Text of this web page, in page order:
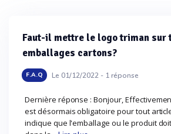
Faut-il mettre le logo triman sur
emballages cartons?
F.A.Q Le 01/12/2022 - 1réponse
Dernière réponse : Bonjour,
est désormais obligatoire pour tout
indique que l'emballage ou le produit